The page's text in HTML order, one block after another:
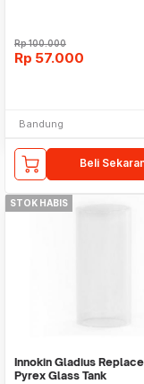
Rp100.000
Rp 57.000
Bandung
Beli
STOK HABIS
Innokin Gladius
Pyrex Glass Tank